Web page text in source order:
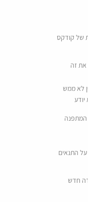
של קודקס
את זה
לא ממש
המתפנה
על התנאים
חדש